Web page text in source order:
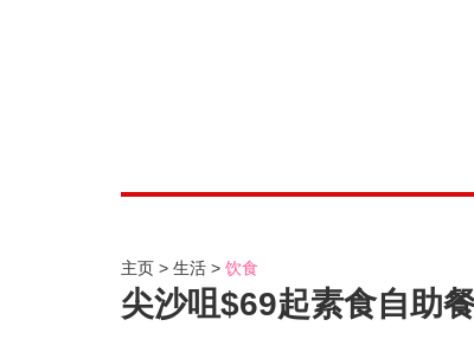
主页 生活 饮食
尖沙咀$69起素食自助